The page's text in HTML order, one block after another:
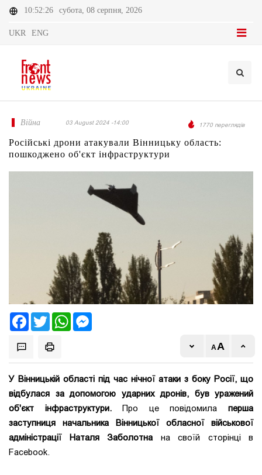
10:52:26 субота, 08 серпня, 2026
UKR ENG
Війна 03 August 2024 -14:00 1770 переглядів
Російські дрони атакували Вінницьку область:
пошкоджено об'єкт інфраструктури
FacebookTwitter WhatsApp
У Вінницькій області під час нічної атаки з боку Росії, що
відбулася за допомогою ударних дронів, був уражений
об'єкт інфраструктури.Про це повідомила перша
заступниця начальника Вінницької обласної військової
адміністрації Наталя Заболотна на своїй сторінці в
Facebook.